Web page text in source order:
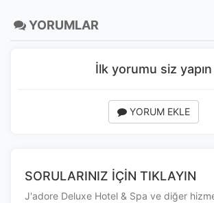
kullanıcıların nerede zorluk yaşadığını
Pazarlama Çerezleri
Size ve ilgi alanlarınıza uygun reklamlar
YORUMLAR
İlk yorumu siz yapın
YORUM EKLE
SORULARINIZ İÇİN TIKLAYIN
J'adore Deluxe Hotel & Spa ve diğer